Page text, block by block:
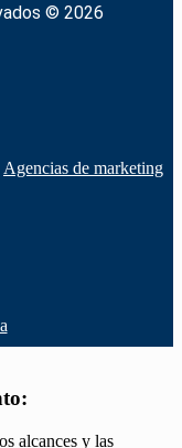
© 2026
Agencias de marketing
alcances y las